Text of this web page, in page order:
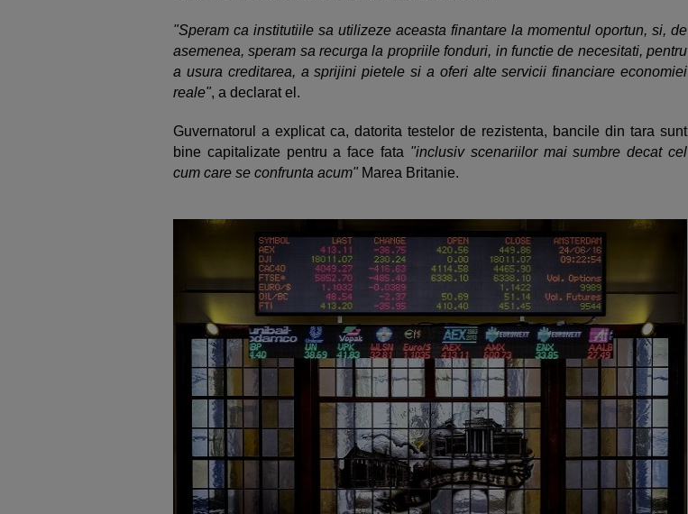
"Speram ca institutiile sa utilizeze aceasta finantare la momentul oportun, si, de
asemenea, speram sa recurga la propriile fonduri, in functie de necesitati, pentru
a usura creditarea, a sprijini pietele si a oferi alte servicii financiare economiei
reale", a declarat el.
Guvernatorul a explicat ca, datorita testelor de rezistenta, bancile din tara sunt
bine capitalizate pentru a face fata "inclusiv scenariilor mai sumbre decat cel
cum care se confrunta acum" Marea Britanie.